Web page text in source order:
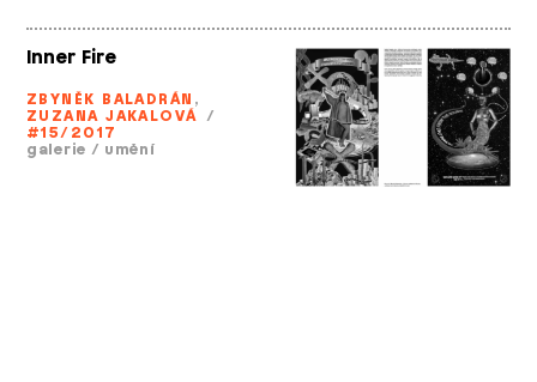
Inner Fire
ZBYNĚK BALADRÁN ,
ZUZANA JAKALOVÁ /
#15/2017
galerie / umění